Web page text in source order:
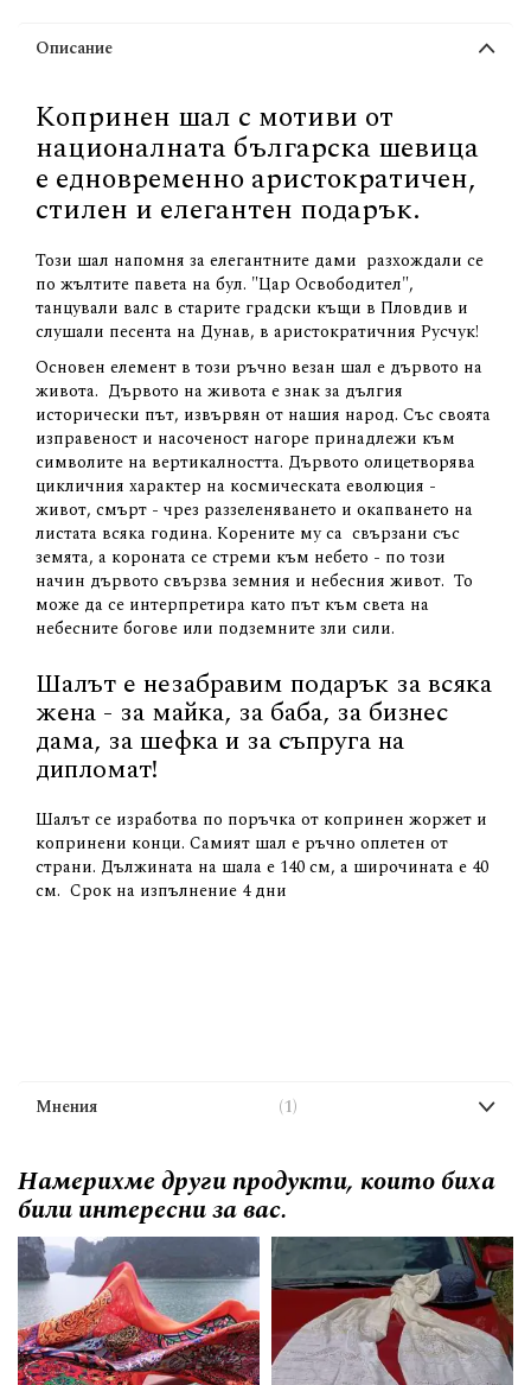
Описание
Копринен шал с мотиви от
националната българска шевица
е едновременно аристократичен,
стилен и елегантен подарък.
Този шал напомня за елегантните дами разхождали се
по жълтите павета на бул. "Цар Освободител",
танцували валс в старите градски къщи в Пловдив и
слушали песента на Дунав, в аристократичния Русчук!
Основен елемент в този ръчно везан шал е дървото на
живота. Дървото на живота е знак за дългия
исторически път, извървян от нашия народ. Със своята
изправеност и насоченост нагоре принадлежи към
символите на вертикалността. Дървото олицетворява
цикличния характер на космическата еволюция -
живот, смърт - чрез раззеленяването и окапването на
листата всяка година. Корените му са свързани със
земята, а короната се стреми към небето - по този
начин дървото свързва земния и небесния живот. То
може да се интерпретира като път към света на
небесните богове или подземните зли сили.
Шалът е незабравим подарък за всяка
жена - за майка, за баба, за бизнес
дама, за шефка и за съпруга на
дипломат!
Шалът се изработва по поръчка от копринен жоржет и
копринени конци. Самият шал е ръчно оплетен от
страни. Дължината на шала е 140 см, а широчината е 40
см. Срок на изпълнение 4 дни
Мнения 1
Намерихме други продукти, които биха
били интересни за вас.